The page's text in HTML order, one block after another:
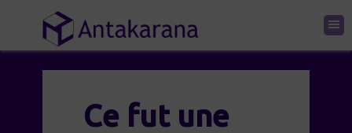
Ce fut une